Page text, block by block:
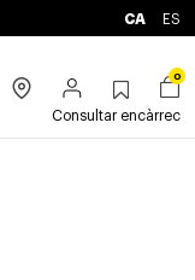
CA ES
0
Consultar encàrrec